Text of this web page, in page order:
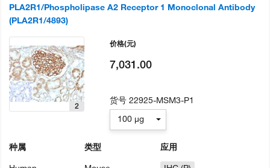
PLA2R1/Phospholipase A2 Receptor 1 Monoclonal Antibody
(PLA2R1/4893)
2
种属
类型
应用
价格(元)
7,031.00
货号22925-MSM3-P1
100 µg